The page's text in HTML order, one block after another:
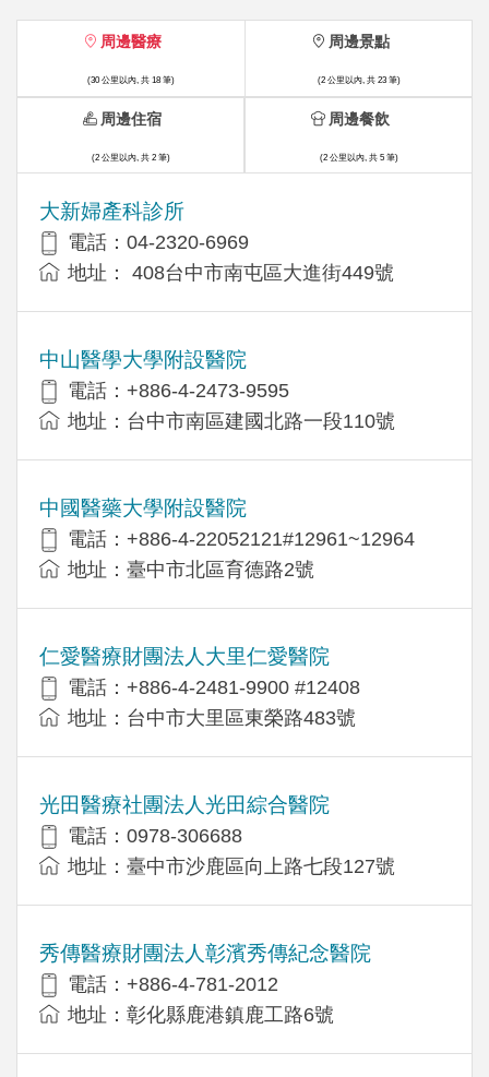
周邊醫療
(30 公里以內, 共 18 筆)
大新婦產科診所
電話：04-2320-6969
地址： 408台中市南屯區大進街449號
中山醫學大學附設醫院
電話：+886-4-2473-9595
地址：台中市南區建國北路一段110號
中國醫藥大學附設醫院
電話：+886-4-22052121#12961~12964
地址：臺中市北區育德路2號
仁愛醫療財團法人大里仁愛醫院
電話：+886-4-2481-9900 #12408
地址：台中市大里區東榮路483號
光田醫療社團法人光田綜合醫院
電話：0978-306688
地址：臺中市沙鹿區向上路七段127號
秀傳醫療財團法人彰濱秀傳紀念醫院
電話：+886-4-781-2012
地址：彰化縣鹿港鎮鹿工路6號
周邊景點
(2 公里以內, 共 23 筆)
周邊住宿
(2 公里以內, 共 2 筆)
周邊餐飲
(2 公里以內, 共 5 筆)